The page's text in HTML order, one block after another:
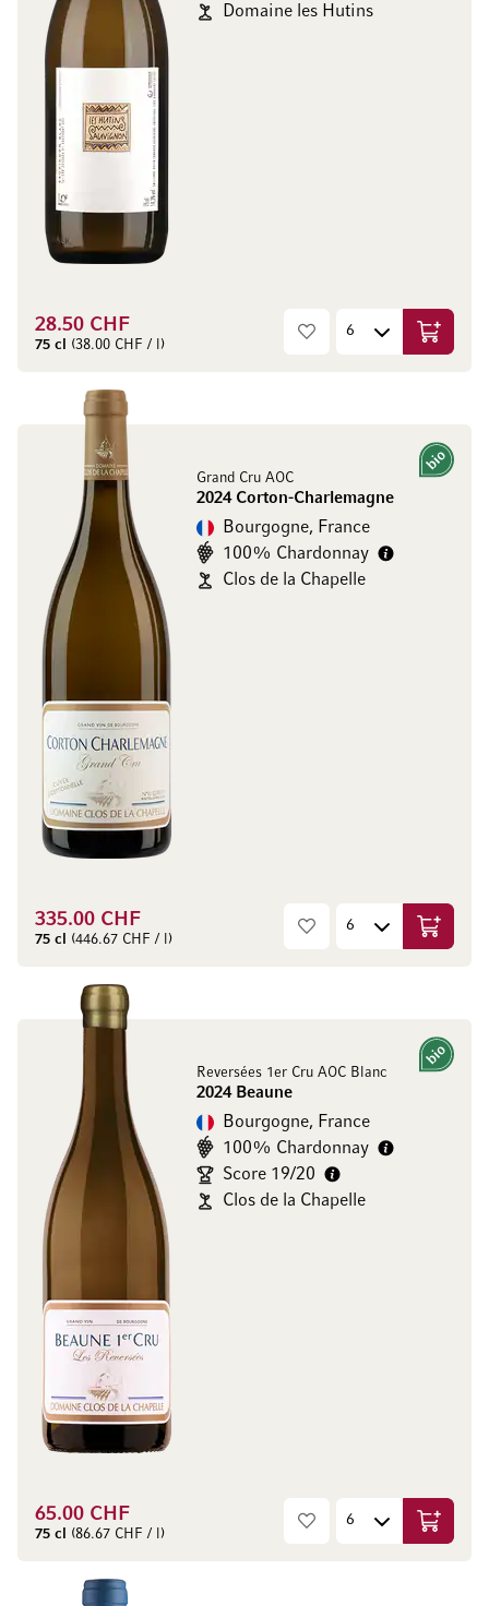
Domaine les Hutins
28.50 CHF
75 cl (38.00 CHF / l) Ajouter
Grand Cru AOC
2024 Corton-Charlemagne
Bio
Bourgogne, France
100% Chardonnay
Clos de la Chapelle
335.00 CHF
75 cl (446.67 CHF / l) Ajouter
Reversées 1er Cru AOC Blanc
2024 Beaune
Bio
Bourgogne, France
100% Chardonnay
Score 19/20
Clos de la Chapelle
65.00 CHF
75 cl (86.67 CHF / l) Ajouter